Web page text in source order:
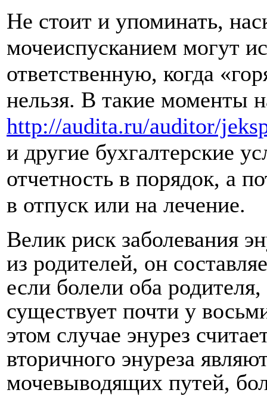
Не стоит и упоминать,
мочеиспусканием могут
ответственную, когда
нельзя. В такие моменты
http://audita.ru/auditor/
и другие бухгалтерские
отчетность в порядок, а
в отпуск или на лечение.
Велик риск заболевания
из родителей, он
если болели оба
существует почти у
этом случае энурез
вторичного энуреза
мочевыводящих путей,